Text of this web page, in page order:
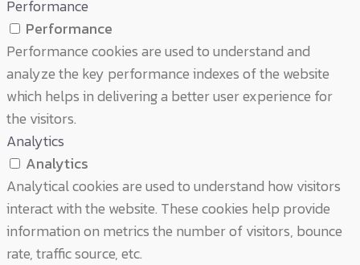
Performance
Performance
Performance cookies are used to understand and
analyze the key performance indexes of the website
which helps in delivering a better user experience for
the visitors.
Analytics
Analytics
Analytical cookies are used to understand how visitors
interact with the website. These cookies help provide
information on metrics the number of visitors, bounce
rate, traffic source, etc.